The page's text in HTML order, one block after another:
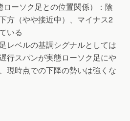
ローソク足との位置関係）：陰
方（やや接近中）、マイナス2
いる
レベルの基調シグナルとしては
行スパンが実態ローソク足にや
現時点での下降の勢いは強くな